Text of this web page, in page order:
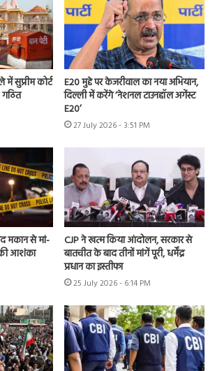
में सुप्रीम कोर्ट
E20 मुद्दे पर केजरीवाल का नया अभियान,
दिल्ली में करेंगे ‘नेशनल टाउनहॉल अगेंस्ट
E20’
27 July 2026 - 3:51 PM
मकान से मां-
आशंका
CJP ने खत्म किया आंदोलन, सरकार से
बातचीत के बाद तीनों मांगें पूरी, धर्मेंद्र
प्रधान का इस्तीफा
25 July 2026 - 6:14 PM